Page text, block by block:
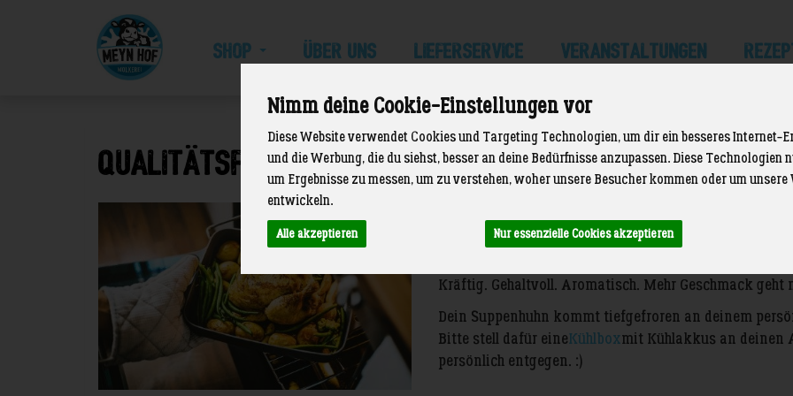
Nimm deine Cookie-Einstellungen vor
Diese Website verwendet Cookies und Targeting Technologien, um dir ein besseres Internet-
und die Werbung, die du siehst, besser an deine Bedürfnisse anzupassen. Diese
um Ergebnisse zu messen, um zu verstehen, woher unsere Besucher kommen oder um
entwickeln.
Alle akzeptieren Nur essenzielle Cookies akzeptieren
Meyn
Hof
SHOP ÜBER UNS LIEFERSERVICE Veranstaltungen
Qualitätsfleisch vom Meyn Hof 2 von 89
Beeindruckt nicht nur deine
Kräftig. Gehaltvoll. Aromatisch. Mehr Geschmack geht
Dein Suppenhuhn kommt tiefgefroren an deinem
Bitte stell dafür eineKühlboxmit Kühlakkus an deinen
persönlich entgegen. :)